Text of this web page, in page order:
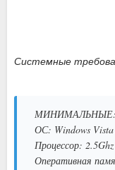
Системные
МИНИМАЛЬНЫЕ:
ОС: Windows
Процессор:
Оперативная